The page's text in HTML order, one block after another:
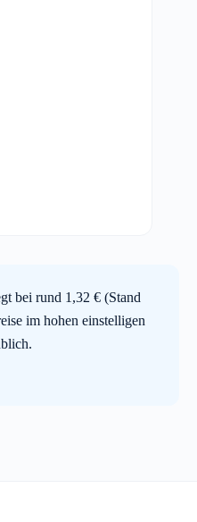
bei rund 1,32 € (Stand
im hohen einstelligen